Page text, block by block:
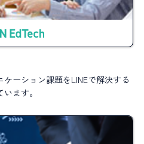
ーション課題をLINEで解決する
ます。